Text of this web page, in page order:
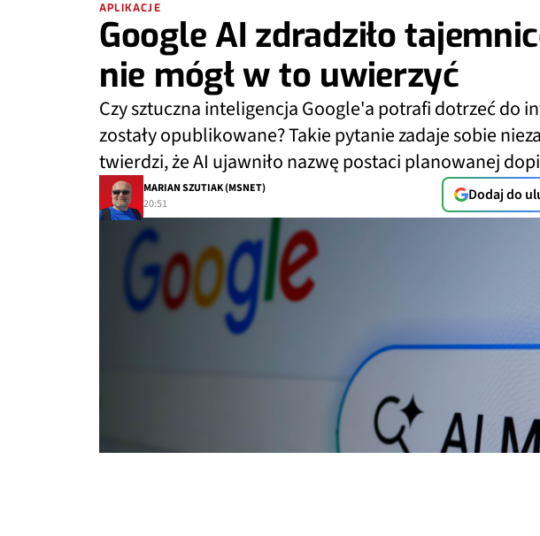
APLIKACJE
Google AI zdradziło
nie mógł w to uwierzyć
Czy sztuczna inteligencja Google'a potrafi dotrzeć do
zostały opublikowane? Takie pytanie zadaje sobie
twierdzi, że AI ujawniło nazwę postaci planowanej
MARIAN SZUTIAK (MSNET)
20:51
Dodaj do